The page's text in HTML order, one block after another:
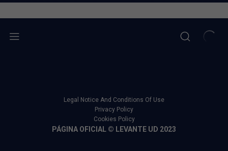
Legal Notice And Conditions Of Use
Privacy Policy
Cookies Policy
PÁGINA OFICIAL © LEVANTE UD 2023